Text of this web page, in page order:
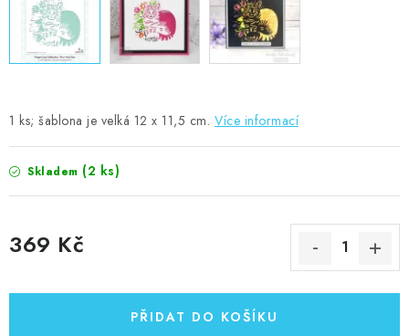
1 ks; šablona je velká 12 x 11,5 cm. Více informací
Skladem (2 ks)
369 Kč
PŘIDAT DO KOŠÍKU